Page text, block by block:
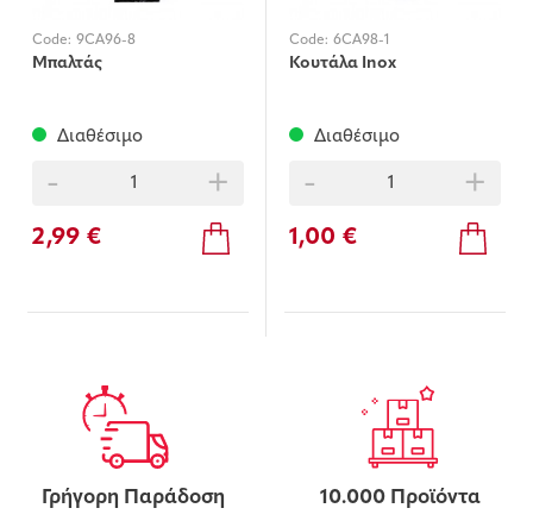
Code: 9CA96-8
Μπαλτάς
Διαθέσιμο
- +
2,99 €
Code: 6CA98-1
Κουτάλα Ιnox
Διαθέσιμο
- +
1,00 €
Γρήγορη Παράδοση 10.000 Προϊόντα